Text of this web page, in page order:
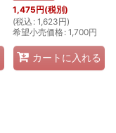
1,475円(税別)
(税込 : 1,623円)
希望小売価格: 1,700円
カートに入れる